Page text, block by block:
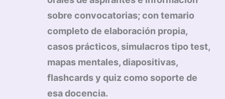
sobre convocatorias; con temario
completo de elaboración propia,
casos prácticos, simulacros tipo test,
mapas mentales, diapositivas,
flashcards y quiz como soporte de
esa docencia.